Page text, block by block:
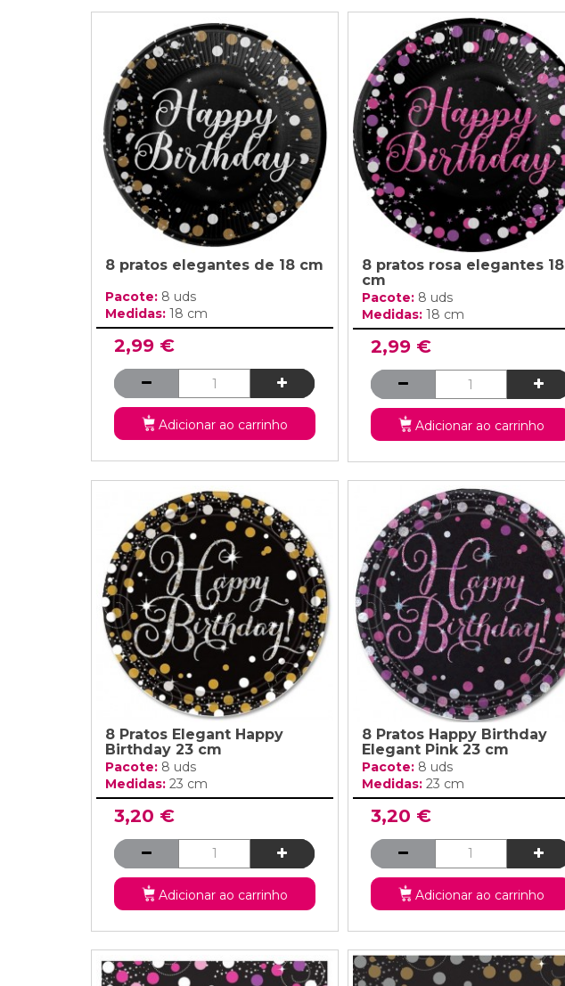
8 pratos elegantes de 18 cm
Pacote: 8 uds
Medidas: 18 cm
2,99 €
Adicionar ao carrinho
8 pratos rosa elegantes 18
cm
Pacote: 8 uds
Medidas: 18 cm
2,99 €
Adicionar ao carrinho
8 Pratos Elegant Happy
Birthday 23 cm
Pacote: 8 uds
Medidas: 23 cm
3,20 €
Adicionar ao carrinho
8 Pratos Happy Birthday
Elegant Pink 23 cm
Pacote: 8 uds
Medidas: 23 cm
3,20 €
Adicionar ao carrinho